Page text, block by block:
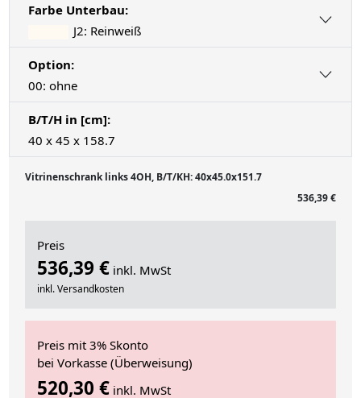
Farbe Unterbau:
J2: Reinweiß
Option:
00: ohne
B/T/H in [cm]:
40 x 45 x 158.7
Vitrinenschrank links 4OH, B/T/KH: 40x45.0x151.7
536,39 €
Preis
536,39 € inkl. MwSt
inkl. Versandkosten
Preis mit 3% Skonto
bei Vorkasse (Überweisung)
520,30 € inkl. MwSt